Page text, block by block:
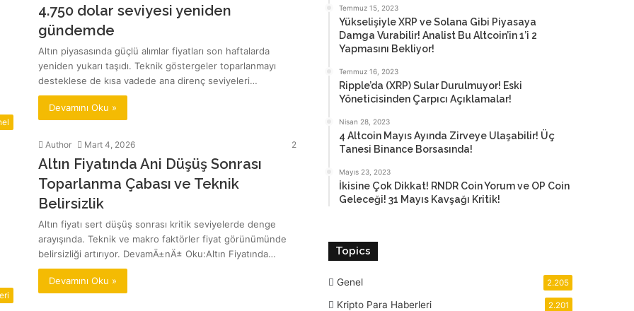
4.750 dolar seviyesi yeniden
gündemde
Altın piyasasında güçlü alımlar fiyatları son haftalarda
yeniden yukarı taşıdı. Teknik göstergeler toparlanmayı
desteklese de kısa vadede ana direnç seviyeleri…
Devamını Oku »
Author Mart 4, 2026 2
Altın Fiyatında Ani Düşüş Sonrası
Toparlanma Çabası ve Teknik
Belirsizlik
Altın fiyatı sert düşüş sonrası kritik seviyelerde denge
arayışında. Teknik ve makro faktörler fiyat görünümünde
belirsizliği artırıyor. DevamÄ±nÄ± Oku:Altın Fiyatında…
Devamını Oku »
Temmuz 15, 2023
Yükselişiyle XRP ve Solana Gibi Piyasaya
Damga Vurabilir! Analist Bu Altcoin’in 1’i 2
Yapmasını Bekliyor!
Temmuz 16, 2023
Ripple’da (XRP) Sular Durulmuyor! Eski
Yöneticisinden Çarpıcı Açıklamalar!
Nisan 28, 2023
4 Altcoin Mayıs Ayında Zirveye Ulaşabilir! Üç
Tanesi Binance Borsasında!
Mayıs 23, 2023
İkisine Çok Dikkat! RNDR Coin Yorum ve OP Coin
Geleceği! 31 Mayıs Kavşağı Kritik!
Topics
Genel 2.205
Kripto Para Haberleri 2.201